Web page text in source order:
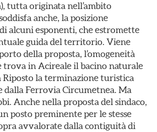
tutta originata nell’ambito
anche, la posizione
alcuni esponenti, che estromette
guida del territorio. Viene
della proposta, l’omogeneità
in Acireale il bacino naturale
Riposto la terminazione turistica
dalla Ferrovia Circumetnea. Ma
Anche nella proposta del sindaco,
posto preminente per le stesse
avvalorate dalla contiguità di